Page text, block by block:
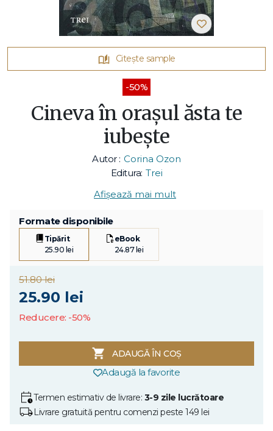
Citește sample
-50%
Cineva în orașul ăsta te
iubește
Autor : Corina Ozon
Editura: Trei
Afișează mai mult
Formate disponibile
Tipărit
25.90 lei
eBook
24.87 lei
51.80 lei
25.90 lei
Reducere: -50%
ADAUGĂ ÎN COȘ
Adaugă la favorite
Termen estimativ de livrare: 3-9 zile lucrătoare
Livrare gratuită pentru comenzi peste 149 lei